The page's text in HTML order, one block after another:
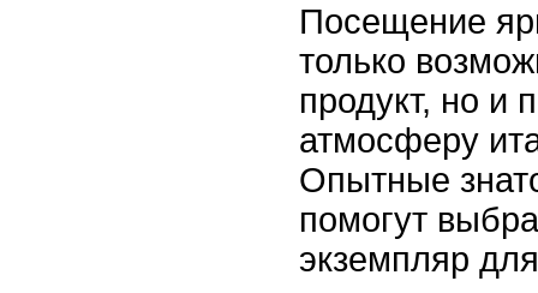
Посещение
только
продукт, но и
атмосферу
Опытные
помогут
экземпляр